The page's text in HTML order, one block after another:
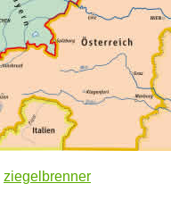
ziegelbrenner